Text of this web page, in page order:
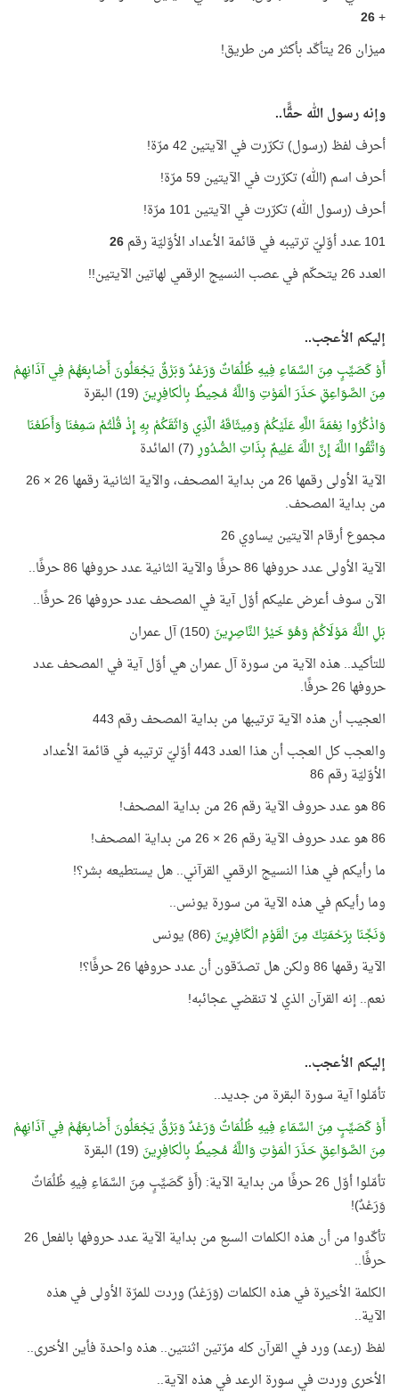
+
26
ميزان 26 يتأكّد بأكثر من طريق!
وإنه رسول الله حقًّا..
أحرف لفظ (رسول) تكرّرت في الآيتين 42 مرّة!
أحرف اسم (الله) تكرّرت في الآيتين 59 مرّة!
أحرف (رسول الله) تكرّرت في الآيتين 101 مرّة!
101 عدد أوّليّ ترتيبه في قائمة الأعداد الأوّليّة رقم
26
العدد 26 يتحكّم في عصب النسيج الرقمي لهاتين الآيتين!!
إليكم الأعجب..
أَوْ كَصَيِّبٍ مِنَ السَّمَاءِ فِيهِ ظُلُمَاتٌ وَرَعْدٌ وَبَرْقٌ يَجْعَلُونَ أَصْابِعَهُمْ فِي آذَانِهِمْ
مِنَ الصَّوَاعِقِ حَذَرَ الْمَوْتِ وَاللَّهُ مُحِيطٌ بِالْكافِرِينَ (19) البقرة
وَاذْكُرُوا نِعْمَةَ اللَّهِ عَلَيْكُمْ وَمِيثَاقَهُ الَّذِي وَاثَقَكُمْ بِهِ إِذْ قُلْتُمْ سَمِعْنَا وَأَطَعْنَا
وَاتَّقُوا اللَّهَ إِنَّ اللَّهَ عَلِيمٌ بِذَاتِ الصُّدُورِ(7) المائدة
الآية الأولى رقمها 26 من بداية المصحف، والآية الثانية رقمها 26 × 26
من بداية المصحف.
مجموع أرقام الآيتين يساوي 26
الآية الأولى عدد حروفها 86 حرفًا والآية الثانية عدد حروفها 86 حرفًا..
الآن سوف أعرض عليكم أوّل آية في المصحف عدد حروفها 26 حرفًا..
بَلِ اللَّهُ مَوْلَاكُمْ وَهُوَ خَيْرُ النَّاصِرِينَ (150) آل عمران
للتأكيد.. هذه الآية من سورة آل عمران هي أوّل آية في المصحف عدد
حروفها 26 حرفًا.
العجيب أن هذه الآية ترتيبها من بداية المصحف رقم 443
والعجب كل العجب أن هذا العدد 443 أوّليّ ترتيبه في قائمة الأعداد
الأوّليّة رقم 86
86 هو عدد حروف الآية رقم 26 من بداية المصحف!
86 هو عدد حروف الآية رقم 26 × 26 من بداية المصحف!
ما رأيكم في هذا النسيج الرقمي القرآني.. هل يستطيعه بشر؟!
وما رأيكم في هذه الآية من سورة يونس..
وَنَجِّنَا بِرَحْمَتِكَ مِنَ الْقَوْمِ الْكَافِرِينَ (86) يونس
الآية رقمها 86 ولكن هل تصدّقون أن عدد حروفها 26 حرفًا؟!
نعم.. إنه القرآن الذي لا تنقضي عجائبه!
إليكم الأعجب..
تأمّلوا آية سورة البقرة من جديد..
أَوْ كَصَيِّبٍ مِنَ السَّمَاءِ فِيهِ ظُلُمَاتٌ وَرَعْدٌ وَبَرْقٌ يَجْعَلُونَ أَصْابِعَهُمْ فِي آذَانِهِمْ
مِنَ الصَّوَاعِقِ حَذَرَ الْمَوْتِ وَاللَّهُ مُحِيطٌ بِالْكافِرِينَ (19) البقرة
تأمّلوا أوّل 26 حرفًا من بداية الآية: (أَوْ كَصَيِّبٍ مِنَ السَّمَاءِ فِيهِ ظُلُمَاتٌ
وَرَعْدٌ)!
تأكّدوا من أن هذه الكلمات السبع من بداية الآية عدد حروفها بالفعل 26
حرفًا..
الكلمة الأخيرة في هذه الكلمات (وَرَعْدٌ) وردت للمرّة الأولى في هذه
الآية..
لفظ (رعد) ورد في القرآن كله مرّتين اثنتين.. هذه واحدة فأين الأخرى..
الأخرى وردت في سورة الرعد في هذه الآية..